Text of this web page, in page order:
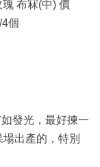
布冧(中) 價
個
發光，最好揀一
出產的，特別